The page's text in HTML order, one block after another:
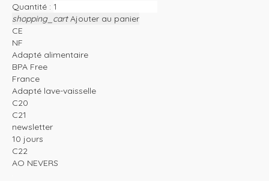
Quantité :
shopping_cart Ajouter au panier
CE
NF
Adapté alimentaire
BPA Free
France
Adapté lave-vaisselle
C20
C21
newsletter
10 jours
C22
AO NEVERS